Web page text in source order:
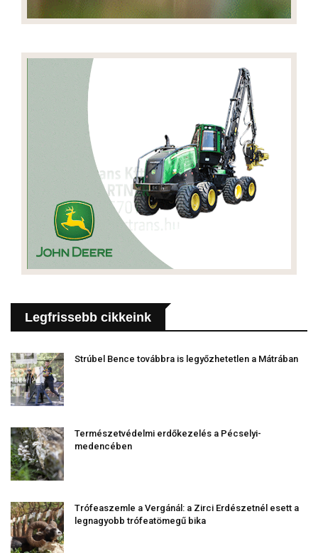
Legfrissebb cikkeink
Strúbel Bence továbbra is legyőzhetetlen a Mátrában
Természetvédelmi erdőkezelés a Pécselyi-
medencében
Trófeaszemle a Vergánál: a Zirci Erdészetnél esett a
legnagyobb trófeatömegű bika